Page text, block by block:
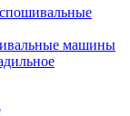
машины